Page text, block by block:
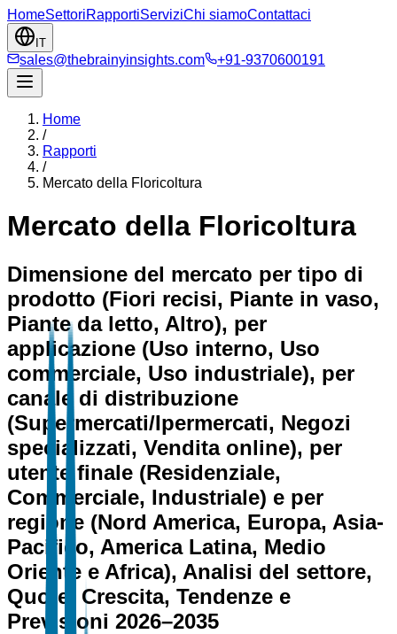
HomeSettoriRapportiServiziChi siamoContattaci
IT
sales@thebrainyinsights.com +91-9370600191
Home
/
Rapporti
/
Mercato della Floricoltura
Mercato della Floricoltura
Dimensione del mercato per tipo di
prodotto (Fiori recisi, Piante in vaso,
Piante da letto, Altro), per
applicazione (Uso interno, Uso
commerciale, Uso industriale), per
canale di distribuzione
(Supermercati/Ipermercati, Negozi
specializzati, Vendita online), per
utente finale (Residenziale,
Commerciale, Industriale) e per
regione (Nord America, Europa, Asia-
Pacifico, America Latina, Medio
Oriente e Africa), Analisi del settore,
Quote, Crescita, Tendenze e
Previsioni 2026–2035